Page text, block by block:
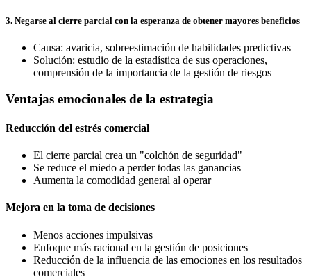
3. Negarse al cierre parcial con la esperanza de obtener mayores beneficios
Causa: avaricia, sobreestimación de habilidades predictivas
Solución: estudio de la estadística de sus operaciones,
comprensión de la importancia de la gestión de riesgos
Ventajas emocionales de la estrategia
Reducción del estrés comercial
El cierre parcial crea un "colchón de seguridad"
Se reduce el miedo a perder todas las ganancias
Aumenta la comodidad general al operar
Mejora en la toma de decisiones
Menos acciones impulsivas
Enfoque más racional en la gestión de posiciones
Reducción de la influencia de las emociones en los resultados
comerciales